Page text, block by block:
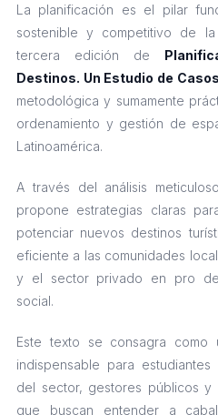
La planificación es el pilar
sostenible y competitivo de
tercera edición de
Destinos. Un Estudio de Casos
metodológica y sumamente
ordenamiento y gestión de
Latinoamérica.
A través del análisis
propone estrategias claras
potenciar nuevos destinos
eficiente a las comunidades
y el sector privado en pro
social.
Este texto se consagra como
indispensable para estudiantes
del sector, gestores públicos y
que buscan entender a